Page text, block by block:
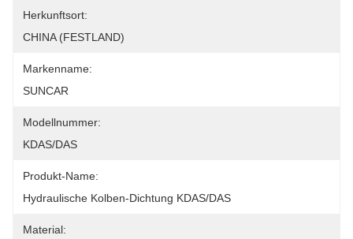
Herkunftsort:
CHINA (FESTLAND)
Markenname:
SUNCAR
Modellnummer:
KDAS/DAS
Produkt-Name:
Hydraulische Kolben-Dichtung KDAS/DAS
Material: